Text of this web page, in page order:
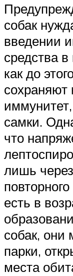
собак
введении
средства
как до
сохраняют
самки.
что
лишь
есть в
собак, они
парки,
места